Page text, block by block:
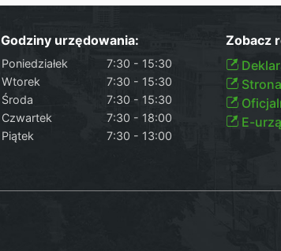
Godziny urzędowania:
Poniedziałek
7:30 - 15:30
Wtorek
7:30 - 15:30
Środa
7:30 - 15:30
Czwartek
7:30 - 18:00
Piątek
7:30 - 13:00
Zobacz
E-